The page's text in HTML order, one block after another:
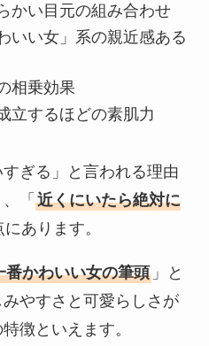
かい目元の組み合わせ
いい女」系の親近感ある
相乗効果
立するほどの素肌力
ぎる」と言われる理由
「 近くにいたら絶対に
あります。
番かわいい女の筆頭」と
やすさと可愛らしさが
徴といえます。